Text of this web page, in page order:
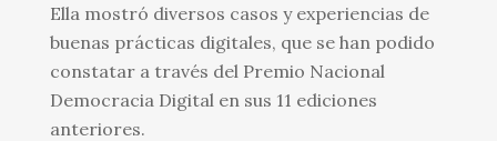
Ella mostró diversos casos y experiencias de
buenas prácticas digitales, que se han podido
constatar a través del Premio Nacional
Democracia Digital en sus 11 ediciones
anteriores.